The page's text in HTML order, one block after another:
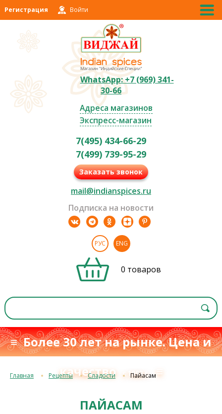
Регистрация Войти
WhatsApp: +7 (969) 341-
30-66
Адреса магазинов
Экспресс-магазин
7(495) 434-66-29
7(499) 739-95-29
Заказать звонок
mail@indianspices.ru
Подписка на новости
РУС ENG
0 товаров
≡ Более 30 лет на рынке. Цена и
качество
с 1993 г.≡
Главная Рецепты Сладости Пайасам
ПАЙАСАМ